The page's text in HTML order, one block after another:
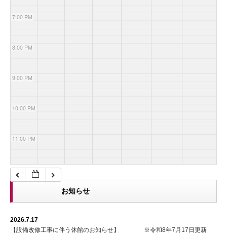
7:00 PM
8:00 PM
9:00 PM
10:00 PM
11:00 PM
お知らせ
2026.7.17
【設備改修工事に伴う休館のお知らせ】 ※令和8年7月17日更新